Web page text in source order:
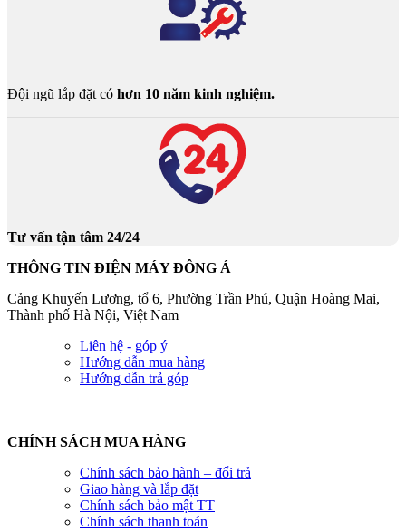
Đội ngũ lắp đặt có hơn 10 năm kinh nghiệm.
Tư vấn tận tâm 24/24
THÔNG TIN ĐIỆN MÁY ĐÔNG Á
Cảng Khuyến Lương, tổ 6, Phường Trần Phú, Quận Hoàng Mai,
Thành phố Hà Nội, Việt Nam
Liên hệ - góp ý
Hướng dẫn mua hàng
Hướng dẫn trả góp
CHÍNH SÁCH MUA HÀNG
Chính sách bảo hành – đổi trả
Giao hàng và lắp đặt
Chính sách bảo mật TT
Chính sách thanh toán